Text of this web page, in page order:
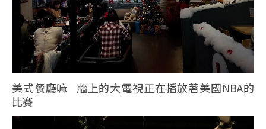
美式餐廳嘛 牆上的大電視正在播放著美國NBA的
比賽